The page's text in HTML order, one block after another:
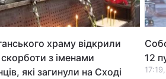
Статті
храму відкрили
скорботи з іменами
які загинули на Сході
12